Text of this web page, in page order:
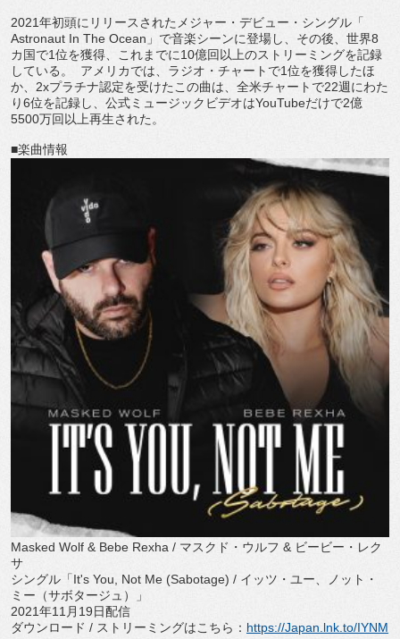
2021年初頭にリリースされたメジャー・デビュー・シングル「
Astronaut In The Ocean 」で音楽シーンに登場し、その後、世界8
カ国で1位を獲得、これまでに10億回以上のストリーミングを記録
している。
アメリカでは、ラジオ・チャートで1位を獲得したほ
か、 2xプラチナ認定を受けたこの曲は、全米チャートで22週にわた
り6位を記録し、公式ミュージックビデオはYouTubeだけで2億
5500万回以上再生された。
■楽曲情報
Masked Wolf & Bebe Rexha / マスクド・ウルフ & ビービー・レク
サ
シングル「It's You, Not Me (Sabotage) / イッツ・ユー、ノット・
ミー（サボタージュ）」
2021年11 月 19日配信
ダウンロード / ストリーミングはこちら： https://Japan.lnk.to/IYNM